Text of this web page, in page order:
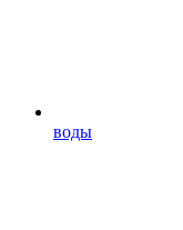
воды